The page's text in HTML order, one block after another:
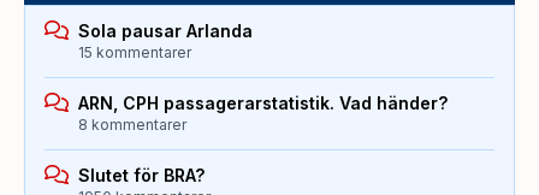
Sola pausar Arlanda
15 kommentarer
ARN, CPH passagerarstatistik. Vad händer?
8 kommentarer
Slutet för BRA?